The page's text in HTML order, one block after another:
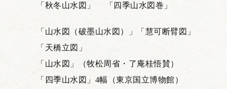
「秋冬山水図」 「四季山水図巻」
「山水図（破墨山水図）」
「慧可断臂図」
「天橋立図」
「山水図」（牧松周省・了庵桂悟賛）
「四季山水図」4幅（東京国立博物館）